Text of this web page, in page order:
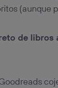
(aunque
de libros